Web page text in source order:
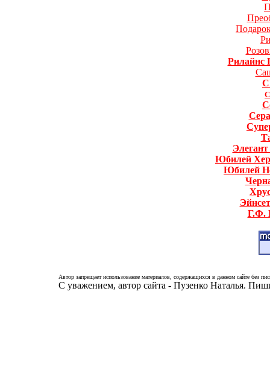
Рилайнс
Юбилей
Юбилей
Г.Ф.
Автор запрещает использование материалов, содержащихся в данном сайте без
С уважением, автор сайта - Пузенко Наталья.